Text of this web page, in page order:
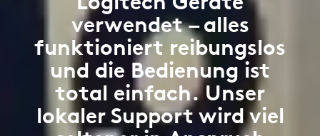
verwendet – alles
funktioniert reibungslos
und die Bedienung ist
total einfach. Unser
lokaler Support wird viel